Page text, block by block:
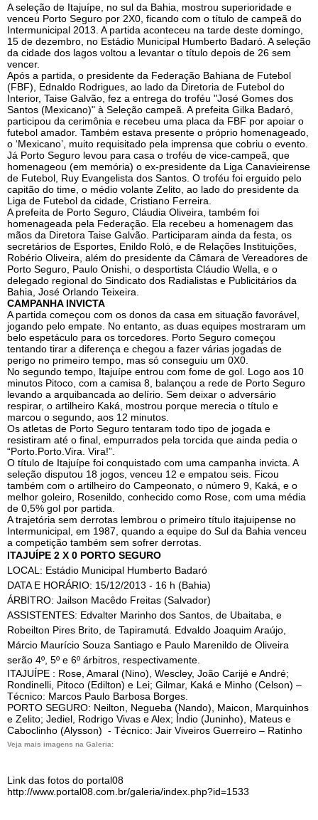
A seleção de Itajuípe, no sul da Bahia, mostrou superioridade e
venceu Porto Seguro por 2X0, ficando com o título de campeã do
Intermunicipal 2013. A partida aconteceu na tarde deste domingo,
15 de dezembro, no Estádio Municipal Humberto Badaró. A seleção
da cidade dos lagos voltou a levantar o título depois de 26 sem
vencer.
Após a partida, o presidente da Federação Bahiana de Futebol
(FBF), Ednaldo Rodrigues, ao lado da Diretoria de Futebol do
Interior, Taise Galvão, fez a entrega do troféu "José Gomes dos
Santos (Mexicano)" à Seleção campeã. A prefeita Gilka Badaró,
participou da cerimônia e recebeu uma placa da FBF por apoiar o
futebol amador. Também estava presente o próprio homenageado,
o ‘Mexicano’, muito requisitado pela imprensa que cobriu o evento.
Já Porto Seguro levou para casa o troféu de vice-campeã, que
homenageou (em memória) o ex-presidente da Liga Canavieirense
de Futebol, Ruy Evangelista dos Santos. O troféu foi erguido pelo
capitão do time, o médio volante Zelito, ao lado do presidente da
Liga de Futebol da cidade, Cristiano Ferreira.
A prefeita de Porto Seguro, Cláudia Oliveira, também foi
homenageada pela Federação. Ela recebeu a homenagem das
mãos da Diretora Taise Galvão. Participaram ainda da festa, os
secretários de Esportes, Enildo Roló, e de Relações Instituições,
Robério Oliveira, além do presidente da Câmara de Vereadores de
Porto Seguro, Paulo Onishi, o desportista Cláudio Wella, e o
delegado regional do Sindicato dos Radialistas e Publicitários da
Bahia, José Orlando Teixeira.
CAMPANHA INVICTA
A partida começou com os donos da casa em situação favorável,
jogando pelo empate. No entanto, as duas equipes mostraram um
belo espetáculo para os torcedores. Porto Seguro começou
tentando tirar a diferença e chegou a fazer várias jogadas de
perigo no primeiro tempo, mas só conseguiu um 0X0.
No segundo tempo, Itajuípe entrou com fome de gol. Logo aos 10
minutos Pitoco, com a camisa 8, balançou a rede de Porto Seguro
levando a arquibancada ao delírio. Sem deixar o adversário
respirar, o artilheiro Kaká, mostrou porque merecia o título e
marcou o segundo, aos 12 minutos.
Os atletas de Porto Seguro tentaram todo tipo de jogada e
resistiram até o final, empurrados pela torcida que ainda pedia o
“Porto.Porto.Vira. Vira!”.
O título de Itajuípe foi conquistado com uma campanha invicta. A
seleção disputou 18 jogos, venceu 12 e empatou seis. Ficou
também com o artilheiro do Campeonato, o número 9, Kaká, e o
melhor goleiro, Rosenildo, conhecido como Rose, com uma média
de 0,5% gol por partida.
A trajetória sem derrotas lembrou o primeiro título itajuipense no
Intermunicipal, em 1987, quando a equipe do Sul da Bahia venceu
a competição também sem sofrer derrotas.
ITAJUÍPE 2 X 0 PORTO SEGURO
LOCAL: Estádio Municipal Humberto Badaró
DATA E HORÁRIO: 15/12/2013 - 16 h (Bahia)
ÁRBITRO: Jailson Macêdo Freitas (Salvador)
ASSISTENTES: Edvalter Marinho dos Santos, de Ubaitaba, e
Robeilton Pires Brito, de Tapiramutá. Edvaldo Joaquim Araújo,
Márcio Maurício Souza Santiago e Paulo Marenildo de Oliveira
serão 4º, 5º e 6º árbitros, respectivamente.
ITAJUÍPE : Rose, Amaral (Nino), Wescley, João Carijé e André;
Rondinelli, Pitoco (Edilton) e Lei; Gilmar, Kaká e Minho (Celson) –
Técnico: Marcos Paulo Barbosa Borges.
PORTO SEGURO: Neilton, Negueba (Nando), Maicon, Marquinhos
e Zelito; Jediel, Rodrigo Vivas e Alex; Índio (Juninho), Mateus e
Caboclinho (Alysson) - Técnico: Jair Viveiros Guerreiro – Ratinho
Veja mais imagens na Galeria:
Link das fotos do portal08
http://www.portal08.com.br/galeria/index.php?id=1533